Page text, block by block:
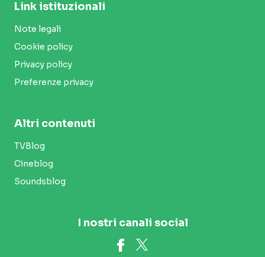
Link istituzionali
Note legali
Cookie policy
Privacy policy
Preferenze privacy
Altri contenuti
TVBlog
Cineblog
Soundsblog
I nostri canali social